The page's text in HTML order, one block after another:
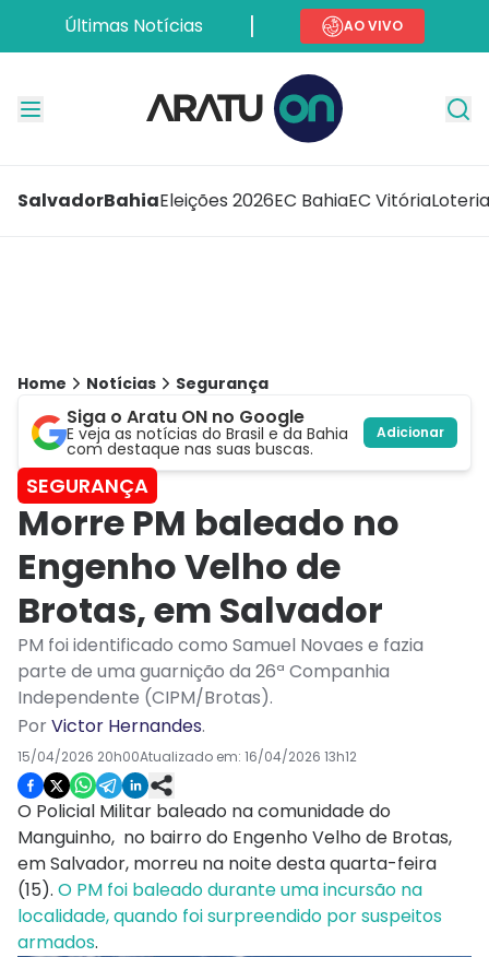
Últimas Notícias AO VIVO
SalvadorBahiaEleições 2026EC BahiaEC Vitória
Home Notícias Segurança
Siga o Aratu ON no Google
E veja as notícias do Brasil e da Bahia
com destaque nas suas buscas.
Adicionar
SEGURANÇA
Morre PM baleado no
Engenho Velho de
Brotas, em Salvador
PM foi identificado como Samuel Novaes e fazia
parte de uma guarnição da 26ª Companhia
Independente (CIPM/Brotas).
PorVictor Hernandes.
15/04/2026 20h00Atualizado em: 16/04/2026 13h12
O Policial Militar baleado na comunidade do
Manguinho, no bairro do Engenho Velho de Brotas,
em Salvador, morreu na noite desta quarta-feira
(15). O PM foi baleado durante uma incursão na
localidade, quando foi surpreendido por suspeitos
armados.